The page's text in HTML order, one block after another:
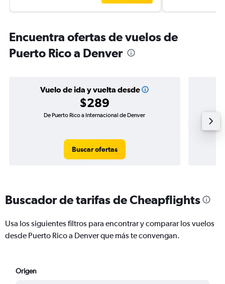
Encuentra ofertas de vuelos de
Puerto Rico a Denver
Vuelo de ida y vuelta desde
$289
De Puerto Rico a Internacional de Denver
Buscar ofertas
Buscador de tarifas de Cheapflights
Usa los siguientes filtros para encontrar y comparar los vuelos
desde Puerto Rico a Denver que más te convengan.
Origen